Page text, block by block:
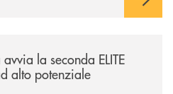
la seconda ELITE
alto potenziale